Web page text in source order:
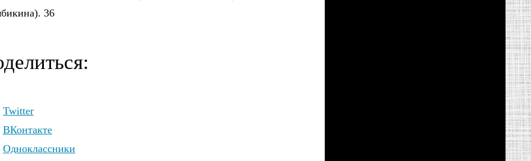
36
Twitter
ВКонтакте
Одноклассники